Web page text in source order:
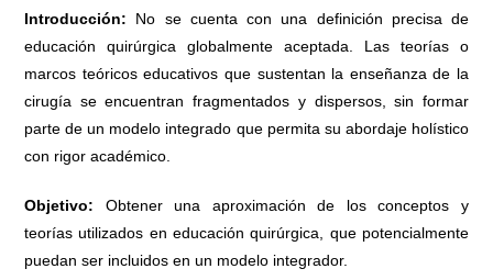
Introducción: No se cuenta con una definición precisa de
educación quirúrgica globalmente aceptada. Las teorías o
marcos teóricos educativos que sustentan la enseñanza de la
cirugía se encuentran fragmentados y dispersos, sin formar
parte de un modelo integrado que permita su abordaje holístico
con rigor académico.
Objetivo: Obtener una aproximación de los conceptos y
teorías utilizados en educación quirúrgica, que potencialmente
puedan ser incluidos en un modelo integrador.